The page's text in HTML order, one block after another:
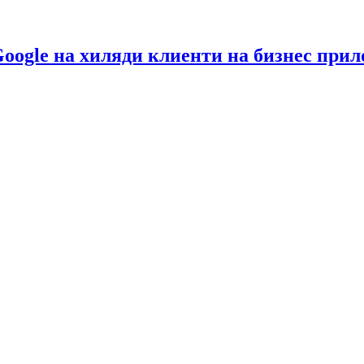
на хиляди клиенти на бизнес